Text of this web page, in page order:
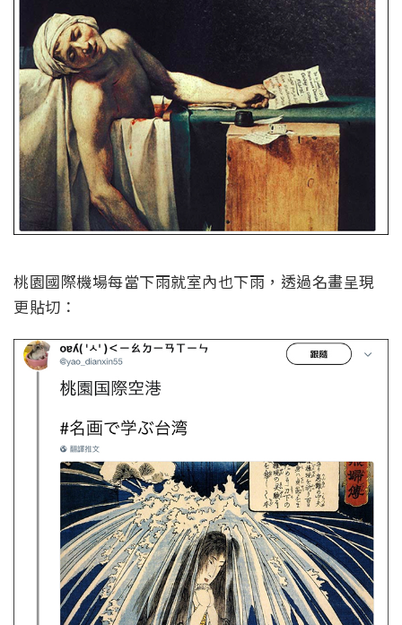
桃園國際機場每當下雨就室內也下雨，透過名畫呈現
更貼切：